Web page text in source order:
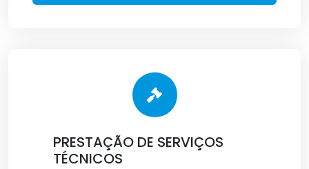
PRESTAÇÃO DE SERVIÇOS
TÉCNICOS